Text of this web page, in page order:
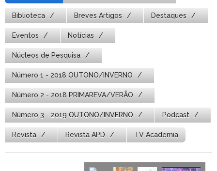
Biblioteca Breves Artigos Destaques
Eventos Notícias
Núcleos de Pesquisa
Número 1 - 2018 OUTONO/INVERNO
Número 2 - 2018 PRIMAREVA/VERÃO
Número 3 - 2019 OUTONO/INVERNO Podcast
Revista Revista APD TV Academia